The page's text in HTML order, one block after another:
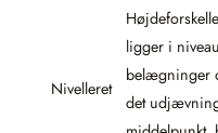
Nivelleret
ligger i
belægninger
det